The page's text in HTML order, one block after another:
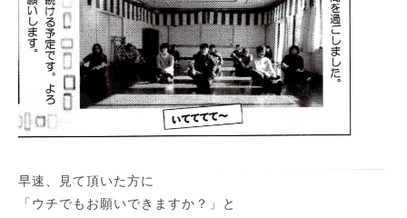
早速、見て頂いた方に
「ウチでもお願いできますか？」と